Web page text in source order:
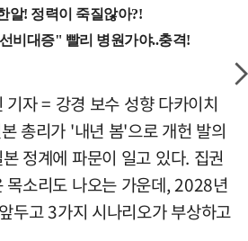
자 = 강경 보수 성향 다카이치
총리가 '내년 봄'으로 개헌 발의
정계에 파문이 일고 있다. 집권
목소리도 나오는 가운데, 2028년
두고 3가지 시나리오가 부상하고